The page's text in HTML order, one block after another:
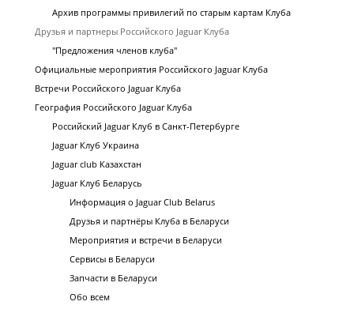
Архив программы привилегий по старым картам Клуба
Друзья и партнеры Российского Jaguar Клуба
"Предложения членов клуба"
Официальные мероприятия Российского Jaguar Клуба
Встречи Российского Jaguar Клуба
География Российского Jaguar Клуба
Российский Jaguar Клуб в Санкт-Петербурге
Jaguar Клуб Украина
Jaguar club Казахстан
Jaguar Клуб Беларусь
Информация о Jaguar Club Belarus
Друзья и партнёры Клуба в Беларуси
Мероприятия и встречи в Беларуси
Сервисы в Беларуси
Запчасти в Беларуси
Обо всем